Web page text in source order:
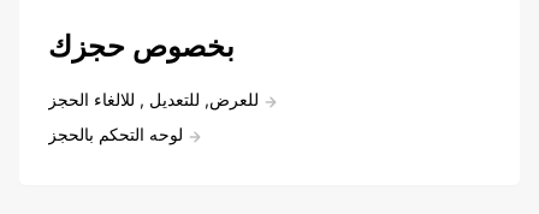
بخصوص حجزك
للعرض, للتعديل , للالغاء الحجز
لوحه التحكم بالحجز